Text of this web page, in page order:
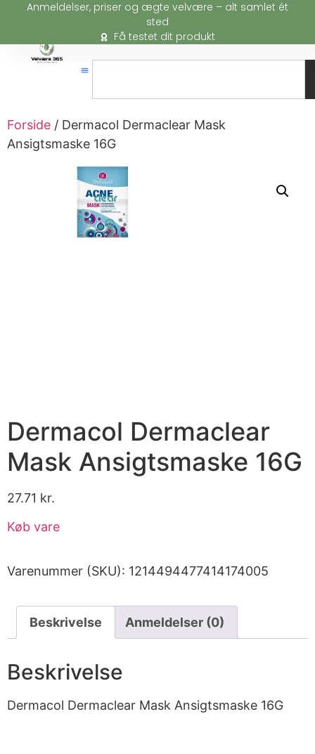
Anmeldelser, priser og ægte velvære – alt samlet ét
sted
Få testet dit produkt
Forside / Dermacol Dermaclear Mask
Ansigtsmaske 16G
Dermacol Dermaclear
Mask Ansigtsmaske 16G
27.71 kr.
Køb vare
Varenummer (SKU): 1214494477414174005
Beskrivelse Anmeldelser (0)
Beskrivelse
Dermacol Dermaclear Mask Ansigtsmaske 16G